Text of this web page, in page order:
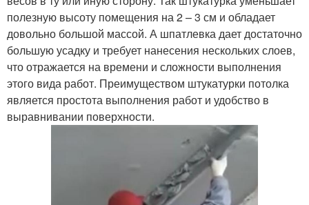
полезную высоту помещения на 2 – 3 см и обладает
довольно большой массой. А шпатлевка дает достаточно
большую усадку и требует нанесения нескольких слоев,
что отражается на времени и сложности выполнения
этого вида работ. Преимуществом штукатурки потолка
является простота выполнения работ и удобство в
выравнивании поверхности.